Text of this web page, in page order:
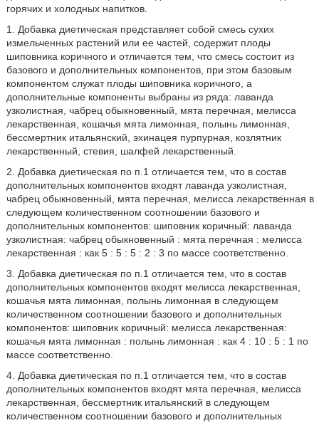
горячих и холодных напитков.
1. Добавка диетическая представляет собой смесь сухих
измельченных растений или ее частей, содержит плоды
шиповника коричного и отличается тем, что смесь состоит из
базового и дополнительных компонентов, при этом базовым
компонентом служат плоды шиповника коричного, а
дополнительные компоненты выбраны из ряда: лаванда
узколистная, чабрец обыкновенный, мята перечная, мелисса
лекарственная, кошачья мята лимонная, полынь лимонная,
бессмертник итальянский, эхинацея пурпурная, козлятник
лекарственный, стевия, шалфей лекарственный.
2. Добавка диетическая по п.1 отличается тем, что в состав
дополнительных компонентов входят лаванда узколистная,
чабрец обыкновенный, мята перечная, мелисса лекарственная в
следующем количественном соотношении базового и
дополнительных компонентов: шиповник коричный: лаванда
узколистная: чабрец обыкновенный : мята перечная : мелисса
лекарственная : как 5 : 5 : 5 : 2 : 3 по массе соответственно.
3. Добавка диетическая по п.1 отличается тем, что в состав
дополнительных компонентов входят мелисса лекарственная,
кошачья мята лимонная, полынь лимонная в следующем
количественном соотношении базового и дополнительных
компонентов: шиповник коричный: мелисса лекарственная:
кошачья мята лимонная : полынь лимонная : как 4 : 10 : 5 : 1 по
массе соответственно.
4. Добавка диетическая по п.1 отличается тем, что в состав
дополнительных компонентов входят мята перечная, мелисса
лекарственная, бессмертник итальянский в следующем
количественном соотношении базового и дополнительных